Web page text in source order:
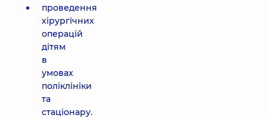
проведення
хірургічних
операцій
дітям
в
умовах
поліклініки
та
стаціонару.